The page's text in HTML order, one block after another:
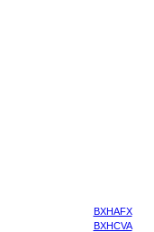
BXHAFX
BXHCVA